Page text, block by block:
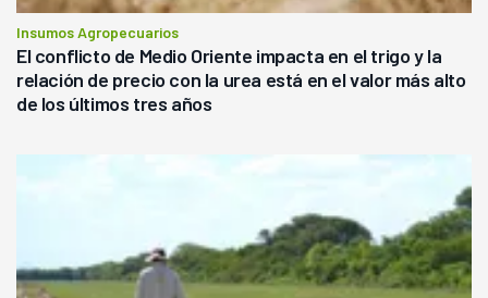
Insumos Agropecuarios
El conflicto de Medio Oriente impacta en el trigo y la
relación de precio con la urea está en el valor más alto
de los últimos tres años